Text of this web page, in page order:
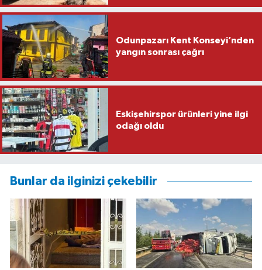
Odunpazarı Kent Konseyi’nden
yangın sonrası çağrı
Eskişehirspor ürünleri yine ilgi
odağı oldu
Bunlar da ilginizi çekebilir